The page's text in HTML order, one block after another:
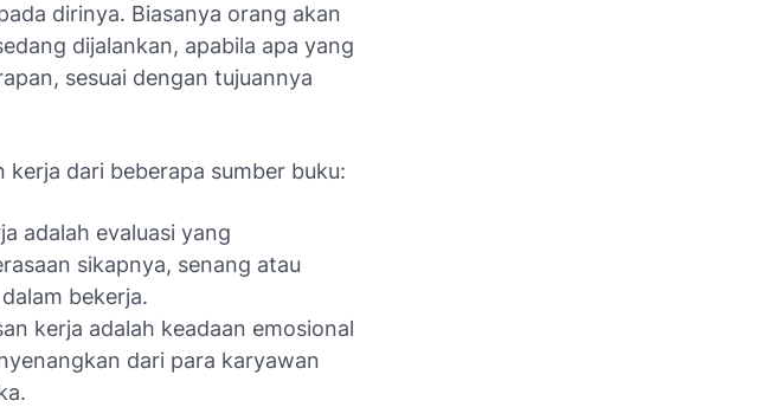
dirinya. Biasanya orang akan
dijalankan, apabila apa yang
sesuai dengan tujuannya
dari beberapa sumber buku:
adalah evaluasi yang
sikapnya, senang atau
bekerja.
kerja adalah keadaan emosional
dari para karyawan